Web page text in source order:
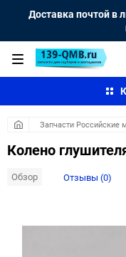
Доставка почтой в
Запчасти Российские
Колено
Обзор Отзывы (0)